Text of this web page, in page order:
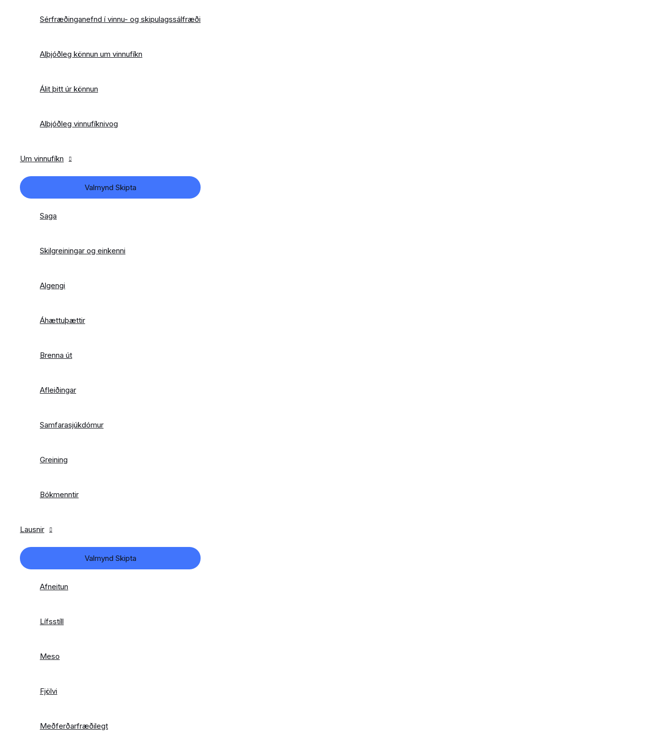
Sérfræðinganefnd í vinnu- og skipulagssálfræði
Alþjóðleg könnun um vinnufíkn
Álit þitt úr könnun
Alþjóðleg vinnufíknivog
Um vinnufíkn
Valmynd Skipta
Saga
Skilgreiningar og einkenni
Algengi
Áhættuþættir
Brenna út
Afleiðingar
Samfarasjúkdómur
Greining
Bókmenntir
Lausnir
Valmynd Skipta
Afneitun
Lífsstíll
Meso
Fjölvi
Meðferðarfræðilegt